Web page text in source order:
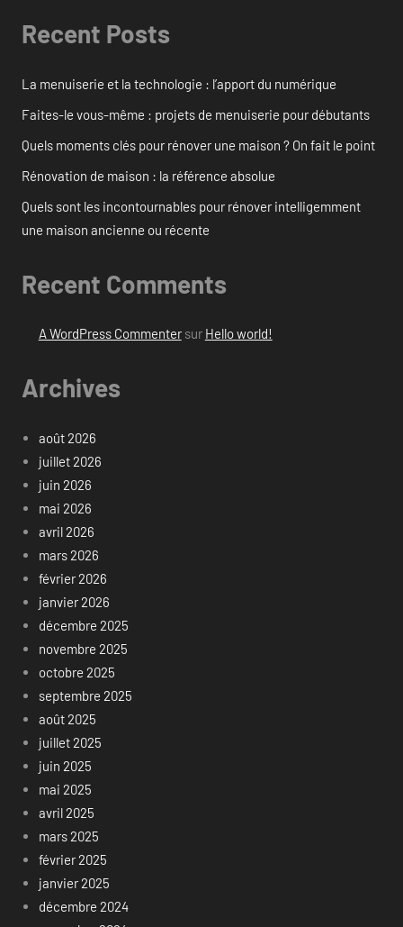
Recent Posts
La menuiserie et la technologie : l’apport du numérique
Faites-le vous-même : projets de menuiserie pour débutants
Quels moments clés pour rénover une maison ? On fait le point
Rénovation de maison : la référence absolue
Quels sont les incontournables pour rénover intelligemment
une maison ancienne ou récente
Recent Comments
A WordPress Commentersur Hello world!
Archives
août 2026
juillet 2026
juin 2026
mai 2026
avril 2026
mars 2026
février 2026
janvier 2026
décembre 2025
novembre 2025
octobre 2025
septembre 2025
août 2025
juillet 2025
juin 2025
mai 2025
avril 2025
mars 2025
février 2025
janvier 2025
décembre 2024